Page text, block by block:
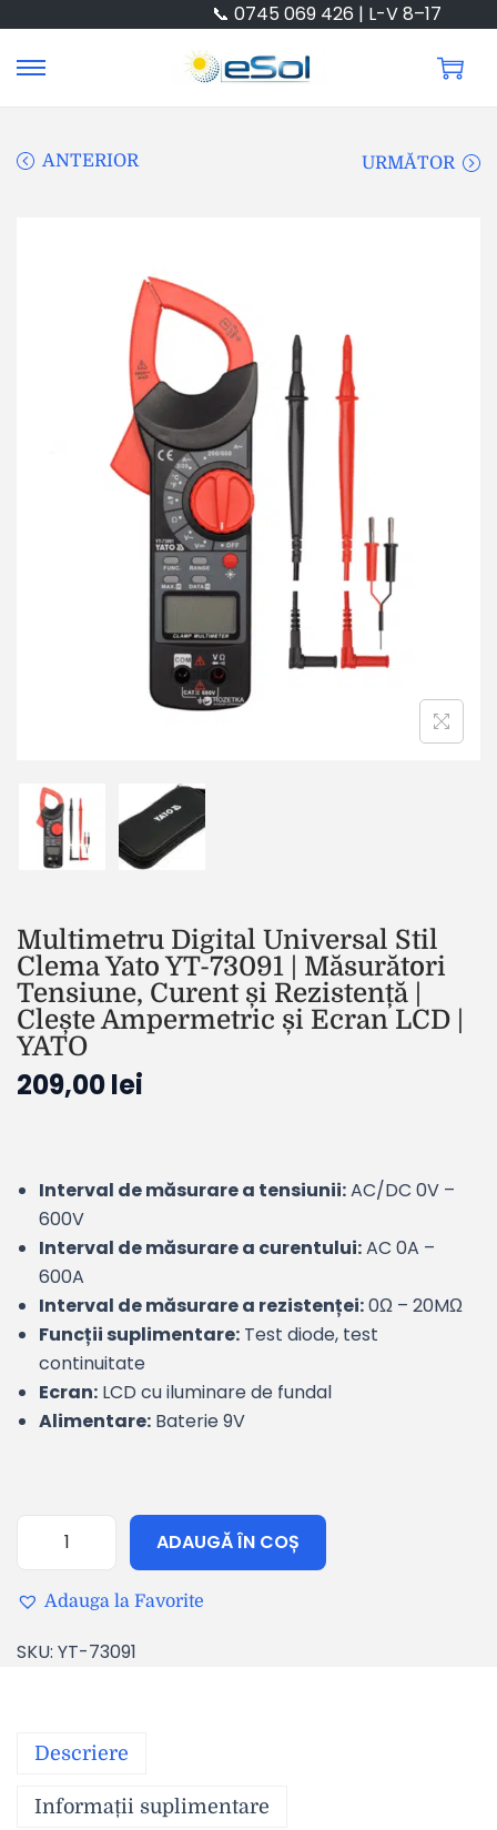
📞 0745 069 426 | L-V 8–17
ANTERIOR URMĂTOR
Multimetru Digital Universal Stil
Clema Yato YT-73091 | Măsurători
Tensiune, Curent și Rezistență |
Clește Ampermetric și Ecran LCD |
YATO
209,00lei
Interval de măsurare a tensiunii:AC/DC 0V –
600V
Interval de măsurare a curentului:AC 0A –
600A
Interval de măsurare a rezistenței:0Ω – 20MΩ
Funcții suplimentare: Test diode, test
continuitate
Ecran: LCD cu iluminare de fundal
Alimentare: Baterie 9V
ADAUGĂ ÎN COȘ
Adauga la Favorite
SKU: YT-73091
Descriere
Informații suplimentare